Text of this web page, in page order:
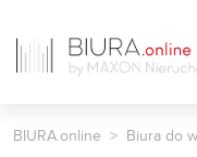
BIURA.online Biura do